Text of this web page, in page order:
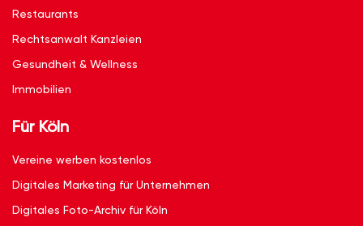
Restaurants
Rechtsanwalt Kanzleien
Gesundheit & Wellness
Immobilien
Für Köln
Vereine werben kostenlos
Digitales Marketing für Unternehmen
Digitales Foto-Archiv für Köln